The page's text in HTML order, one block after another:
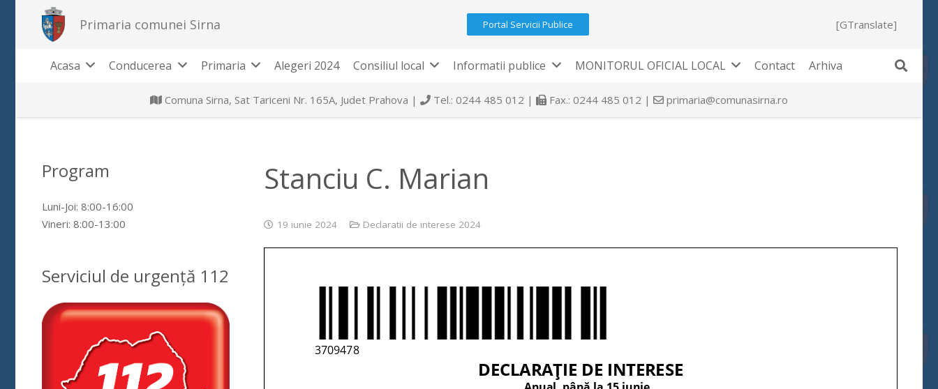
Primaria comunei Sirna Portal Servicii Publice [GTranslate]
Acasa Conducerea Primaria Alegeri 2024 Consiliul local Informatii publice MONITORUL OFICIAL LOCAL Contact Arhiva
Comuna Sirna, Sat Tariceni Nr. 165A, Judet Prahova | Tel.: 0244 485 012 | Fax.: 0244 485 012 | primaria@comunasirna.ro
Stanciu C. Marian
19 iunie 2024 Declaratii de interese 2024
Program
Luni-Joi: 8:00-16:00
Vineri: 8:00-13:00
Serviciul de urgență 112